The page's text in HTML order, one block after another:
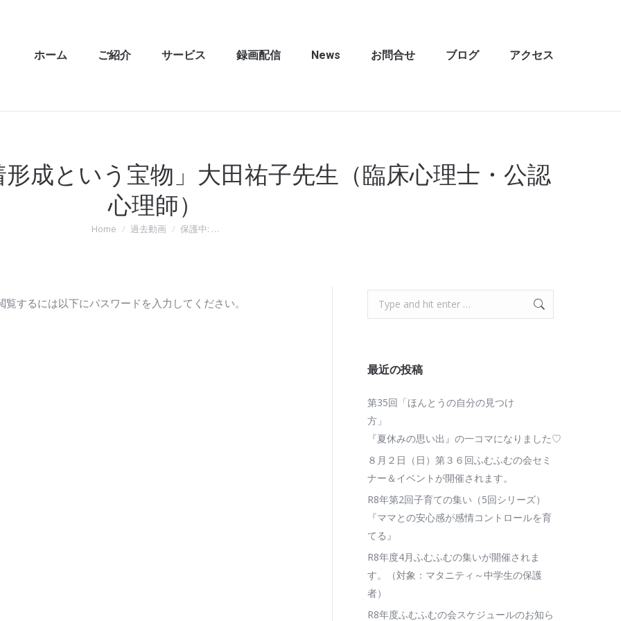
ホーム ご紹介 サービス 録画配信 News お問合せ ブログ アクセス
成という宝物」大田祐子先生（臨床心理士・公認
心理師）
You are here:
Home 過去動画 保護中: …
するには以下にパスワードを入力してください。 Search:
最近の投稿
第35回「ほんとうの自分の見つけ
『夏休みの思い出』の一コマになりました♡
８月２日（日）第３６回ふむふむの会セミ
ナー＆イベントが開催されます。
R8年第2回子育ての集い（5回シリーズ）
『ママとの安心感が感情コントロールを育
てる』
R8年度4月ふむふむの集いが開催されま
す。（対象：マタニティ～中学生の保護
者）
R8年度ふむふむの会スケジュールのお知ら